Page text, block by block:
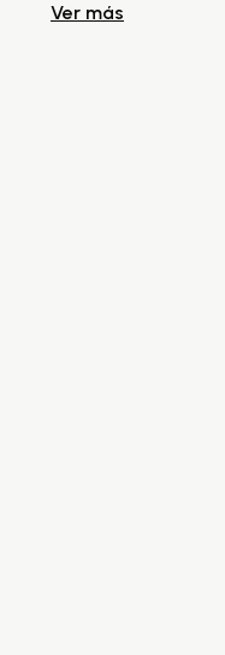
Ver más